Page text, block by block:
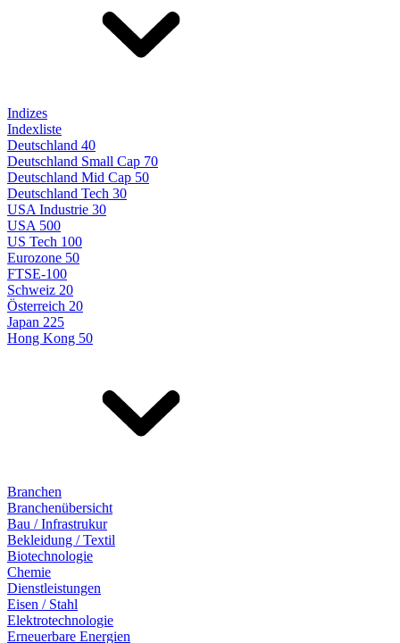
Indizes
Indexliste
Deutschland 40
Deutschland Small Cap 70
Deutschland Mid Cap 50
Deutschland Tech 30
USA Industrie 30
USA 500
US Tech 100
Eurozone 50
FTSE-100
Schweiz 20
Österreich 20
Japan 225
Hong Kong 50
Branchen
Branchenübersicht
Bau / Infrastrukur
Bekleidung / Textil
Biotechnologie
Chemie
Dienstleistungen
Eisen / Stahl
Elektrotechnologie
Erneuerbare Energien